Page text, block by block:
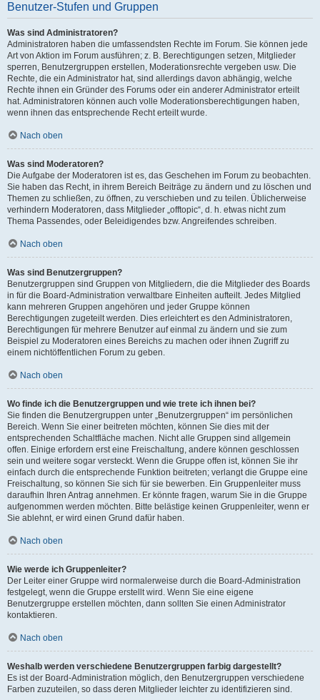
Benutzer-Stufen und Gruppen
Was sind Administratoren?
Administratoren haben die umfassendsten Rechte im Forum. Sie können jede
Art von Aktion im Forum ausführen; z. B. Berechtigungen setzen, Mitglieder
sperren, Benutzergruppen erstellen, Moderationsrechte vergeben usw. Die
Rechte, die ein Administrator hat, sind allerdings davon abhängig, welche
Rechte ihnen ein Gründer des Forums oder ein anderer Administrator erteilt
hat. Administratoren können auch volle Moderationsberechtigungen haben,
wenn ihnen das entsprechende Recht erteilt wurde.
Nach oben
Was sind Moderatoren?
Die Aufgabe der Moderatoren ist es, das Geschehen im Forum zu beobachten.
Sie haben das Recht, in ihrem Bereich Beiträge zu ändern und zu löschen und
Themen zu schließen, zu öffnen, zu verschieben und zu teilen. Üblicherweise
verhindern Moderatoren, dass Mitglieder „offtopic“, d. h. etwas nicht zum
Thema Passendes, oder Beleidigendes bzw. Angreifendes schreiben.
Nach oben
Was sind Benutzergruppen?
Benutzergruppen sind Gruppen von Mitgliedern, die die Mitglieder des Boards
in für die Board-Administration verwaltbare Einheiten aufteilt. Jedes Mitglied
kann mehreren Gruppen angehören und jeder Gruppe können
Berechtigungen zugeteilt werden. Dies erleichtert es den Administratoren,
Berechtigungen für mehrere Benutzer auf einmal zu ändern und sie zum
Beispiel zu Moderatoren eines Bereichs zu machen oder ihnen Zugriff zu
einem nichtöffentlichen Forum zu geben.
Nach oben
Wo finde ich die Benutzergruppen und wie trete ich ihnen bei?
Sie finden die Benutzergruppen unter „Benutzergruppen“ im persönlichen
Bereich. Wenn Sie einer beitreten möchten, können Sie dies mit der
entsprechenden Schaltfläche machen. Nicht alle Gruppen sind allgemein
offen. Einige erfordern erst eine Freischaltung, andere können geschlossen
sein und weitere sogar versteckt. Wenn die Gruppe offen ist, können Sie ihr
einfach durch die entsprechende Funktion beitreten; verlangt die Gruppe eine
Freischaltung, so können Sie sich für sie bewerben. Ein Gruppenleiter muss
daraufhin Ihren Antrag annehmen. Er könnte fragen, warum Sie in die Gruppe
aufgenommen werden möchten. Bitte belästige keinen Gruppenleiter, wenn er
Sie ablehnt, er wird einen Grund dafür haben.
Nach oben
Wie werde ich Gruppenleiter?
Der Leiter einer Gruppe wird normalerweise durch die Board-Administration
festgelegt, wenn die Gruppe erstellt wird. Wenn Sie eine eigene
Benutzergruppe erstellen möchten, dann sollten Sie einen Administrator
kontaktieren.
Nach oben
Weshalb werden verschiedene Benutzergruppen farbig dargestellt?
Es ist der Board-Administration möglich, den Benutzergruppen verschiedene
Farben zuzuteilen, so dass deren Mitglieder leichter zu identifizieren sind.